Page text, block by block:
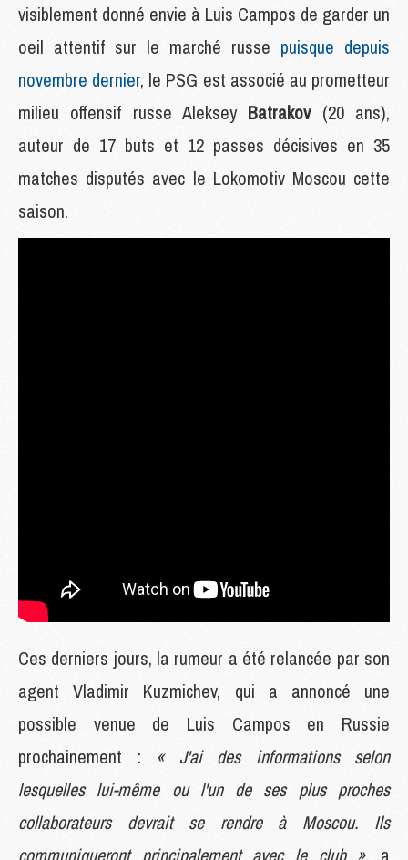
visiblement donné envie à Luis Campos de garder un
oeil attentif sur le marché russe puisque depuis
novembre dernier, le PSG est associé au prometteur
milieu offensif russe Aleksey Batrakov (20 ans),
auteur de 17 buts et 12 passes décisives en 35
matches disputés avec le Lokomotiv Moscou cette
saison.
Ces derniers jours, la rumeur a été relancée par son
agent Vladimir Kuzmichev, qui a annoncé une
possible venue de Luis Campos en Russie
prochainement : « J'ai des informations selon
lesquelles lui-même ou l'un de ses plus proches
collaborateurs devrait se rendre à Moscou. Ils
communiqueront principalement avec le club », a